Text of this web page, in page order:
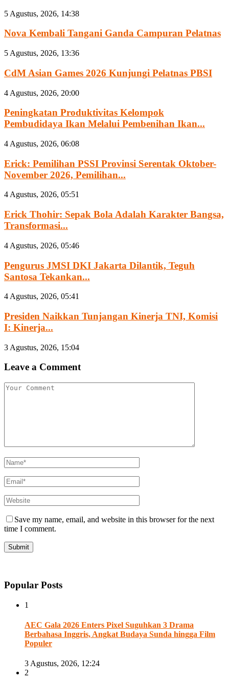
5 Agustus, 2026, 14:38
Nova Kembali Tangani Ganda Campuran Pelatnas
5 Agustus, 2026, 13:36
CdM Asian Games 2026 Kunjungi Pelatnas PBSI
4 Agustus, 2026, 20:00
Peningkatan Produktivitas Kelompok
Pembudidaya Ikan Melalui Pembenihan Ikan...
4 Agustus, 2026, 06:08
Erick: Pemilihan PSSI Provinsi Serentak Oktober-
November 2026, Pemilihan...
4 Agustus, 2026, 05:51
Erick Thohir: Sepak Bola Adalah Karakter Bangsa,
Transformasi...
4 Agustus, 2026, 05:46
Pengurus JMSI DKI Jakarta Dilantik, Teguh
Santosa Tekankan...
4 Agustus, 2026, 05:41
Presiden Naikkan Tunjangan Kinerja TNI, Komisi
I: Kinerja...
3 Agustus, 2026, 15:04
Leave a Comment
Save my name, email, and website in this browser for the next
time I comment.
Popular Posts
1
AEC Gala 2026 Enters Pixel Suguhkan 3 Drama
Berbahasa Inggris, Angkat Budaya Sunda hingga Film
Populer
3 Agustus, 2026, 12:24
2